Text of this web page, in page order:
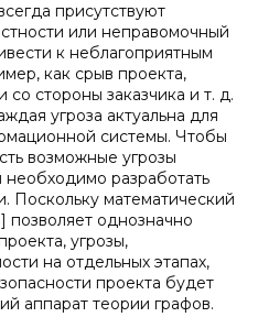
присутствуют
или неправомочный
к неблагоприятным
как срыв проекта,
стороны заказчика и т. д.
угроза актуальна для
системы. Чтобы
возможные угрозы
разработать
Поскольку математический
позволяет однозначно
угрозы,
на отдельных этапах,
проекта будет
аппарат теории графов.